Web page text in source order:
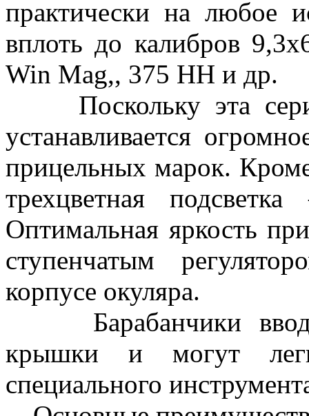
практически на любое
вплоть до калибров
Win Mag,, 375 HH и др.
Поскольку эта
устанавливается
прицельных марок.
трехцветная
Оптимальная яркость
ступенчатым
корпусе окуляра.
Барабанчики ввода
крышки и могут
специального